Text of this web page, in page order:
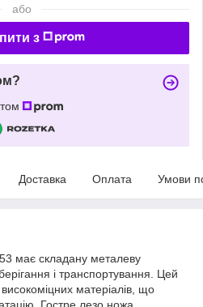
або
з
Доставка Оплата Умови
має складану металеву
і транспортування. Цей
матеріалів, що
Гостре лезо ножа